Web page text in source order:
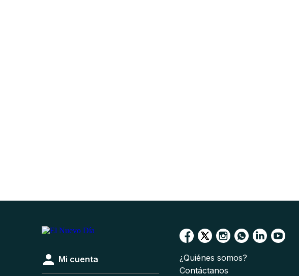
Mi cuenta
¿Quiénes somos?
Contáctanos